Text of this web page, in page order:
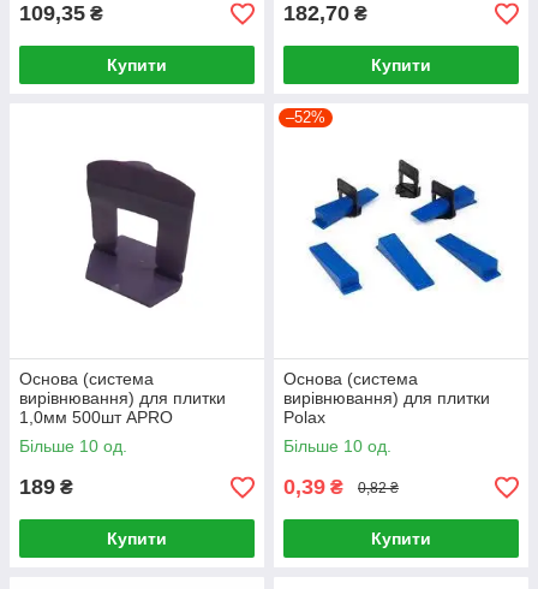
109,35 ₴
Купити
182,70 ₴
Купити
Основа (система
вирівнювання) для плитки
1,0мм 500шт APRO
Більше 10 од.
189 ₴
Купити
–52%
Основа (система
вирівнювання) для плитки
Polax
Більше 10 од.
0,39 ₴ 0,82 ₴
Купити